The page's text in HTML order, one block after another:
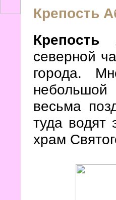
Крепость
Крепость
северной
города.
весьма
туда водят
храм